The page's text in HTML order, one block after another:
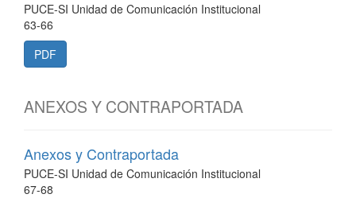
PUCE-SI Unidad de Comunicación Institucional
63-66
PDF
ANEXOS Y CONTRAPORTADA
Anexos y Contraportada
PUCE-SI Unidad de Comunicación Institucional
67-68